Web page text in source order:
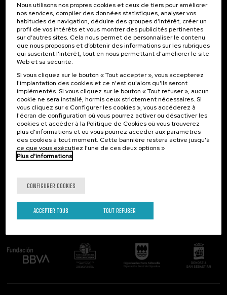
Inscrivez-vous pour être le premier à recevoir les
actualités de l'UIK.
S'abonner
Contact
Palacio Miramar
Paseo de Miraconcha, 48
20007 Donostia / San Sebastián
Gipuzkoa, Spain
Contactez-nous!
Intéressant...
Activités précédentes
Suivez-nous
Nous utilisons nos propres cookies et ceux de tiers pour améliorer
nos services, compiler des données statistiques, analyser vos
habitudes de navigation, déduire des groupes d’intérêt, créer un
profil de vos intérêts et vous montrer des publicités pertinentes
sur d’autres sites. Cela nous permet de personnaliser le contenu
que nous proposons et d’obtenir des informations sur les rubriques
qui suscitent l’intérêt, tout en nous permettant d’améliorer le site
Web et sa sécurité.
Si vous cliquez sur le bouton « Tout accepter », vous accepterez
l'implantation des cookies et ce n'est qu'alors qu'ils seront
implémentés. Si vous cliquez sur le bouton « Tout refuser », aucun
cookie ne sera installé, hormis ceux strictement nécessaires. Si
vous cliquez sur « Configurer les cookies », vous accéderez à
l'écran de configuration où vous pourrez activer ou désactiver les
cookies et accéder à la Politique de Cookies où vous trouverez
plus d'informations et où vous pourrez accéder aux paramètres
des cookies à tout moment. Cette bannière restera active jusqu'à
ce que vous exécutiez l'une de ces deux options »
Plus d'informations
CONFIGURER COOKIES
TOUT REFUSER
ACCEPTER TOUS